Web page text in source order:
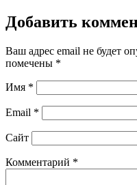
Добавить
Ваш адрес email не будет
помечены *
Имя *
Email *
Сайт
Комментарий *